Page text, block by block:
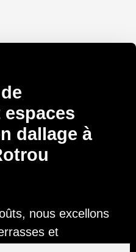
dallage à
nous excellons
et